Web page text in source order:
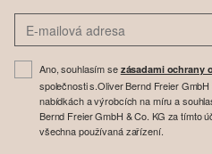
Ano, souhlasím se zásadami ochrany
společnosti s.Oliver Bernd Freier
nabídkách a výrobcích na míru a
Bernd Freier GmbH & Co. KG za tímto
všechna používaná zařízení.